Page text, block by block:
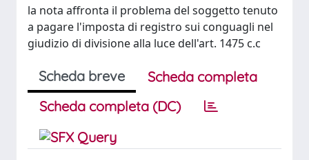
la nota affronta il problema del soggetto tenuto
a pagare l'imposta di registro sui conguagli nel
giudizio di divisione alla luce dell'art. 1475 c.c
Scheda breve
Scheda completa
Scheda completa (DC)